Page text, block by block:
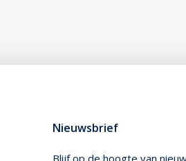
Nieuwsbrief
Blijf op de hoogte van